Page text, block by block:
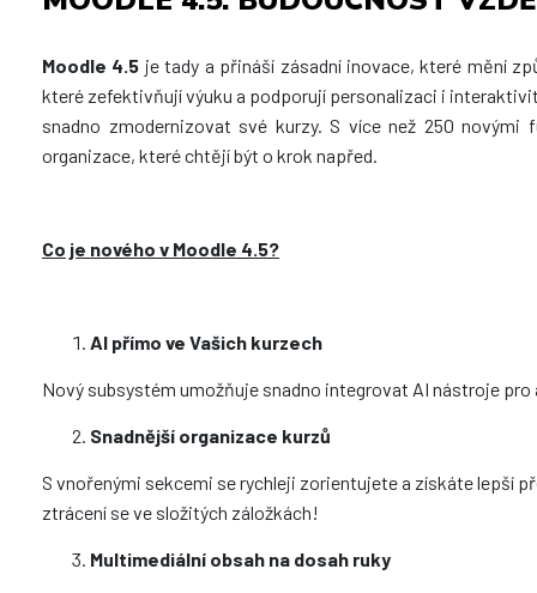
Moodle 4.5 je tady a přináší zásadní inovace, které mění
které zefektivňují výuku a podporují personalizaci i
snadno zmodernizovat své kurzy. S více než 250
organizace, které chtějí být o krok napřed.
Co je nového v Moodle 4.5?
AI přímo ve Vašich kurzech
Nový subsystém umožňuje snadno integrovat AI nástroje
Snadnější organizace kurzů
S vnořenými sekcemi se rychleji zorientujete a získáte lepší
ztrácení se ve složitých záložkách!
Multimediální obsah na dosah ruky